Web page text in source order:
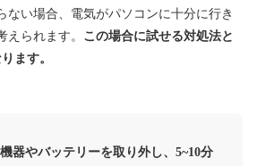
ない場合、電気がパソコンに十分に行き
えられます。 この場合に試せる対処法と
ます。
器やバッテリーを取り外し、5~10分